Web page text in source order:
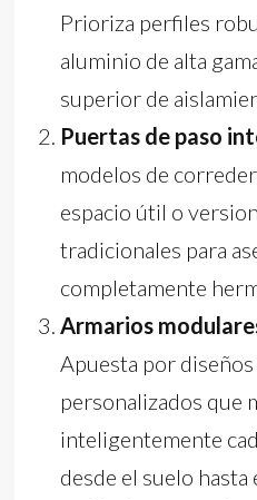
Prioriza perfiles
aluminio de alta
superior de
Puertas de paso
modelos de
espacio útil o
tradicionales para
completamente
Armarios
Apuesta por
personalizados que
inteligentemente
desde el suelo hasta